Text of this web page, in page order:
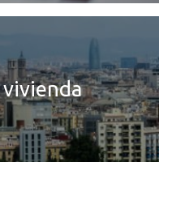
vivienda